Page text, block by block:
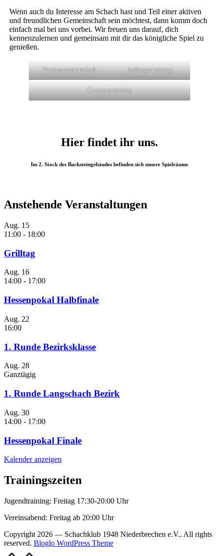
Wenn auch du Interesse am Schach hast und Teil einer aktiven
und freundlichen Gemeinschaft sein möchtest, dann komm doch
einfach mal bei uns vorbei. Wir freuen uns darauf, dich
kennenzulernen und gemeinsam mit dir das königliche Spiel zu
genießen.
Vereinsmeisterschaft Anfängertraining
Gruppentraining
Hier findet ihr uns.
Im 2. Stock des Backsteingebäudes befinden sich unsere Spielräume
Anstehende Veranstaltungen
Aug. 15
11:00 - 18:00
Grilltag
Aug. 16
14:00 - 17:00
Hessenpokal Halbfinale
Aug. 22
16:00
1. Runde Bezirksklasse
Aug. 28
Ganztägig
1. Runde Langschach Bezirk
Aug. 30
14:00 - 17:00
Hessenpokal Finale
Kalender anzeigen
Trainingszeiten
Jugendtraining: Freitag 17:30-20:00 Uhr
Vereinsabend: Freitag ab 20:00 Uhr
Copyright 2026 — Schachklub 1948 Niederbrechen e.V.. All rights
reserved. Bloglo WordPress Theme